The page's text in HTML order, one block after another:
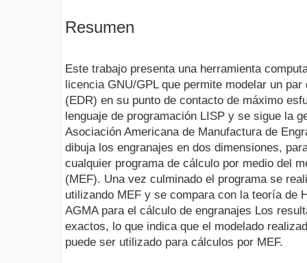
Resumen
Este trabajo presenta una herramienta
licencia GNU/GPL que permite modelar un
(EDR) en su punto de contacto de máximo
lenguaje de programación LISP y se sigue la
Asociación Americana de Manufactura de
dibuja los engranajes en dos dimensiones,
cualquier programa de cálculo por medio del
(MEF). Una vez culminado el programa se
utilizando MEF y se compara con la teoría de
AGMA para el cálculo de engranajes Los
exactos, lo que indica que el modelado
puede ser utilizado para cálculos por MEF.